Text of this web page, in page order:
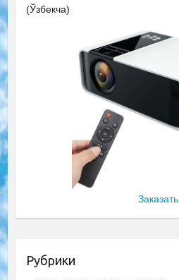
(Ўзбекча)
Заказать
Рубрики